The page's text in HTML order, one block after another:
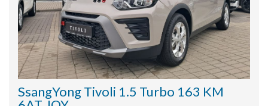
SsangYong Tivoli 1.5 Turbo 163 KM